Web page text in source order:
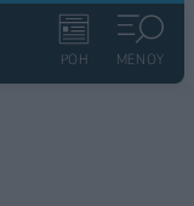
ΡΟΗ ΜΕΝΟΥ